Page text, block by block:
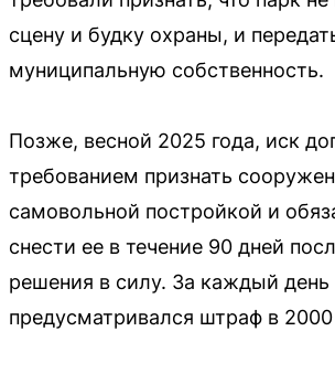
сцену и будку охраны, и
муниципальную собственность.
Позже, весной 2025 года, иск
требованием признать
самовольной постройкой и
снести ее в течение 90 дней
решения в силу. За каждый день
предусматривался штраф в